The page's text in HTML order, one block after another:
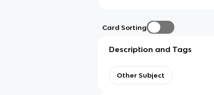
Card Sorting
Description and Tags
Other Subject